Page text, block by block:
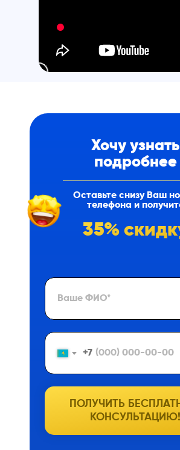
+7
ПОЛУЧИТЬ
КОНСУЛЬТАЦИЮ!
Хочу узнать
подробнее
Оставьте снизу Ваш
телефона и
35%